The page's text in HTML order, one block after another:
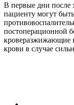
В первые дни после
пациенту могут
постоперационной
кроверазжижающие
крови в случае